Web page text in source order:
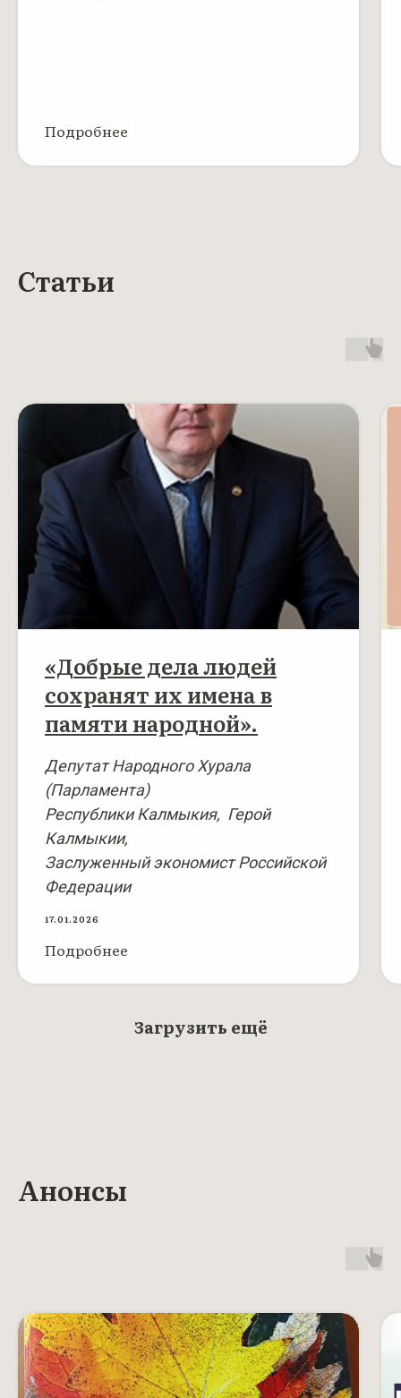
Подробнее
Статьи
«Добрые дела людей
сохранят их имена в
памяти народной».
Депутат Народного Хурала
(Парламента)
Республики Калмыкия, Герой
Калмыкии,
Заслуженный экономист Российской
Федерации
17.01.2026
Подробнее
Загрузить ещё
Анонсы